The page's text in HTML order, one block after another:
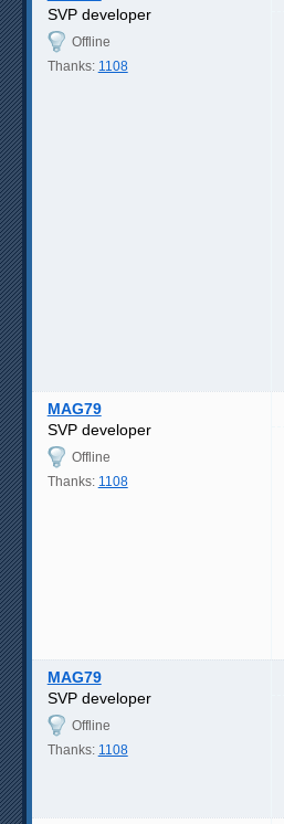
SVP developer
Offline
Thanks: 1108
MAG79
SVP developer
Offline
Thanks: 1108
MAG79
SVP developer
Offline
Thanks: 1108